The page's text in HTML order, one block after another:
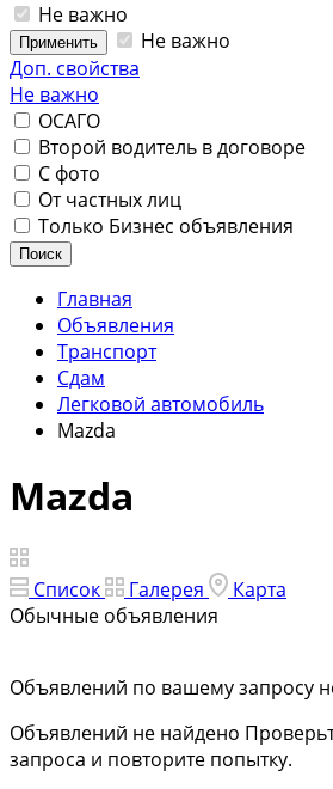
Не важно
Применить
Не важно
Доп. свойства
Не важно
ОСАГО
Второй водитель в договоре
С фото
От частных лиц
Только Бизнес объявления
Поиск
Главная
Объявления
Транспорт
Сдам
Легковой автомобиль
Mazda
Mazda
Список Галерея
Карта
Обычные объявления
Объявлений по вашему запросу
Объявлений не найдено
запроса и повторите попытку.